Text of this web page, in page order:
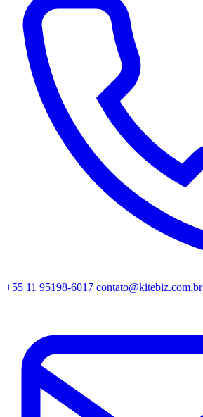
+55 11 95198-6017 contato@kitebiz.com.br